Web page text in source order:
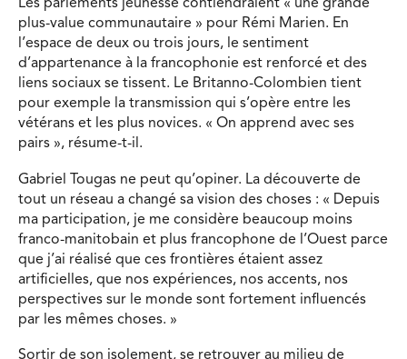
Les parlements jeunesse contiendraient « une grande
plus-value communautaire » pour Rémi Marien. En
l’espace de deux ou trois jours, le sentiment
d’appartenance à la francophonie est renforcé et des
liens sociaux se tissent. Le Britanno-Colombien tient
pour exemple la transmission qui s’opère entre les
vétérans et les plus novices. « On apprend avec ses
pairs », résume-t-il.
Gabriel Tougas ne peut qu’opiner. La découverte de
tout un réseau a changé sa vision des choses : « Depuis
ma participation, je me considère beaucoup moins
franco-manitobain et plus francophone de l’Ouest parce
que j’ai réalisé que ces frontières étaient assez
artificielles, que nos expériences, nos accents, nos
perspectives sur le monde sont fortement influencés
par les mêmes choses. »
Sortir de son isolement, se retrouver au milieu de